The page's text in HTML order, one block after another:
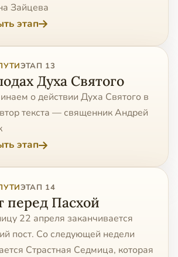
Зайцева
этап
ЭТАП 13
Духа Святого
о действии Духа Святого в
текста — священник Андрей
этап
ЭТАП 14
перед Пасхой
22 апреля заканчивается
пост. Со следующей недели
Страстная Седмица, которая